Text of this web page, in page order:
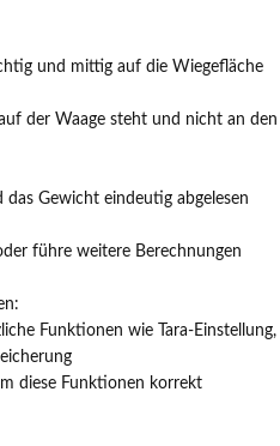
und mittig auf die Wiegefläche
der Waage steht und nicht an den
Gewicht eindeutig abgelesen
führe weitere Berechnungen
Funktionen wie Tara-Einstellung,
diese Funktionen korrekt